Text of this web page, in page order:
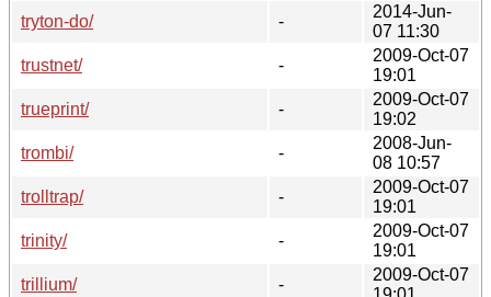
tryton-do/
-
2014-Jun-
07 11:30
trustnet/
-
2009-Oct-07
19:01
trueprint/
-
2009-Oct-07
19:02
trombi/
-
2008-Jun-
08 10:57
trolltrap/
-
2009-Oct-07
19:01
trinity/
-
2009-Oct-07
19:01
trillium/
-
2009-Oct-07